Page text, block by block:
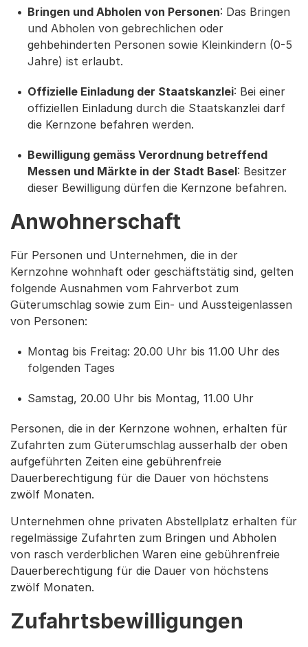
Bringen und Abholen von Personen: Das Bringen
und Abholen von gebrechlichen oder
gehbehinderten Personen sowie Kleinkindern (0-5
Jahre) ist erlaubt.
Offizielle Einladung der Staatskanzlei: Bei einer
offiziellen Einladung durch die Staatskanzlei darf
die Kernzone befahren werden.
Bewilligung gemäss Verordnung betreffend
Messen und Märkte in der Stadt Basel: Besitzer
dieser Bewilligung dürfen die Kernzone befahren.
Anwohnerschaft
Für Personen und Unternehmen, die in der
Kernzohne wohnhaft oder geschäftstätig sind, gelten
folgende Ausnahmen vom Fahrverbot zum
Güterumschlag sowie zum Ein- und Aussteigenlassen
von Personen:
Montag bis Freitag: 20.00 Uhr bis 11.00 Uhr des
folgenden Tages
Samstag, 20.00 Uhr bis Montag, 11.00 Uhr
Personen, die in der Kernzone wohnen, erhalten für
Zufahrten zum Güterumschlag ausserhalb der oben
aufgeführten Zeiten eine gebührenfreie
Dauerberechtigung für die Dauer von höchstens
zwölf Monaten.
Unternehmen ohne privaten Abstellplatz erhalten für
regelmässige Zufahrten zum Bringen und Abholen
von rasch verderblichen Waren eine gebührenfreie
Dauerberechtigung für die Dauer von höchstens
zwölf Monaten.
Zufahrtsbewilligungen